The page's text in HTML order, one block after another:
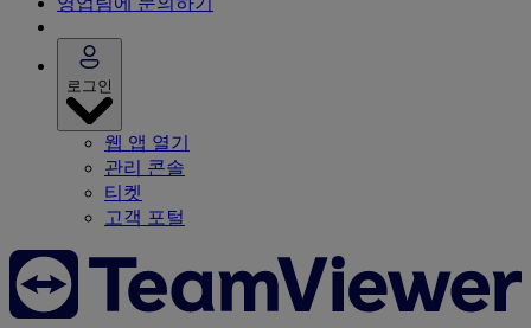
로그인
웹 앱 열기
관리 콘솔
티켓
고객 포털